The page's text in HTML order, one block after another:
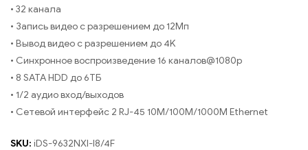
• 32 канала
• Запись видео с разрешением до 12Мп
• Вывод видео с разрешением до 4K
• Синхронное воспроизведение 16 каналов@1080p
• 8 SATA HDD до 6ТБ
• 1/2 аудио вход/выходов
• Сетевой интерфейс 2 RJ-45 10M/100M/1000M Ethernet
SKU: iDS-9632NXI-I8/4F